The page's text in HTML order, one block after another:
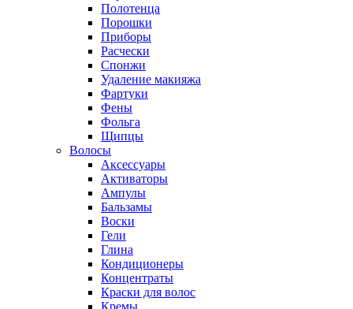
Полотенца
Порошки
Приборы
Расчески
Спонжи
Удаление макияжа
Фартуки
Фены
Фольга
Щипцы
Волосы
Аксессуары
Активаторы
Ампулы
Бальзамы
Воски
Гели
Глина
Кондиционеры
Концентраты
Краски для волос
Кремы